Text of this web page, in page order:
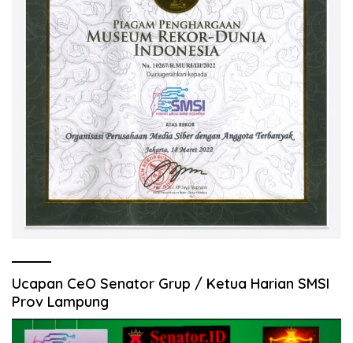
Ucapan CeO Senator Grup / Ketua Harian SMSI
Prov Lampung